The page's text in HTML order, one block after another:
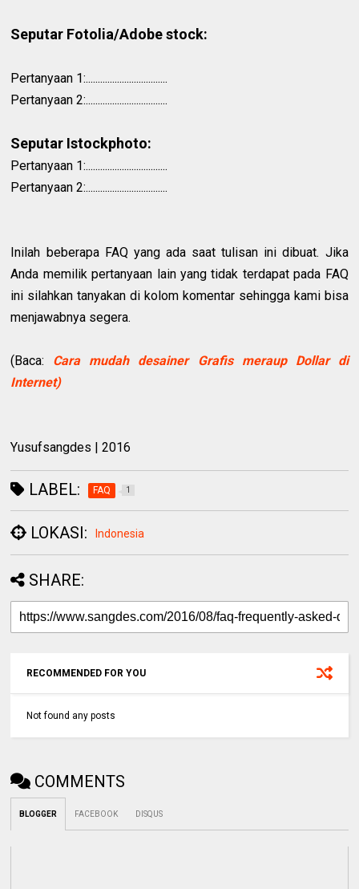
Seputar Fotolia/Adobe stock:
Pertanyaan 1:..................................
Pertanyaan 2:..................................
Seputar Istockphoto:
Pertanyaan 1:..................................
Pertanyaan 2:..................................
Inilah beberapa FAQ yang ada saat tulisan ini dibuat. Jika
Anda memilik pertanyaan lain yang tidak terdapat pada FAQ
ini silahkan tanyakan di kolom komentar sehingga kami bisa
menjawabnya segera.
(Baca: Cara mudah desainer Grafis meraup Dollar di
Internet)
Yusufsangdes | 2016
LABEL: FAQ 1
LOKASI: Indonesia
SHARE:
RECOMMENDED FOR YOU
Not found any posts
COMMENTS
BLOGGER FACEBOOK DISQUS